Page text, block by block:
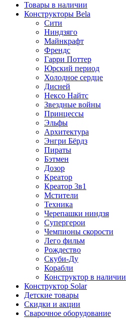
Товары в наличии
Конструкторы Bela
Сити
Ниндзяго
Майнкрафт
Френдс
Гарри Поттер
Юрский период
Холодное сердце
Дисней
Нексо Найтс
Звездные войны
Принцессы
Эльфы
Архитектура
Энгри Бёрдз
Пираты
Бэтмен
Дозор
Креатор
Креатор 3в1
Мстители
Техника
Черепашки ниндзя
Супергерои
Чемпионы скорости
Лего фильм
Рождество
Скуби-Ду
Корабли
Конструктор в наличии
Конструктор Solar
Детские товары
Скидки и акции
Сварочное оборудование